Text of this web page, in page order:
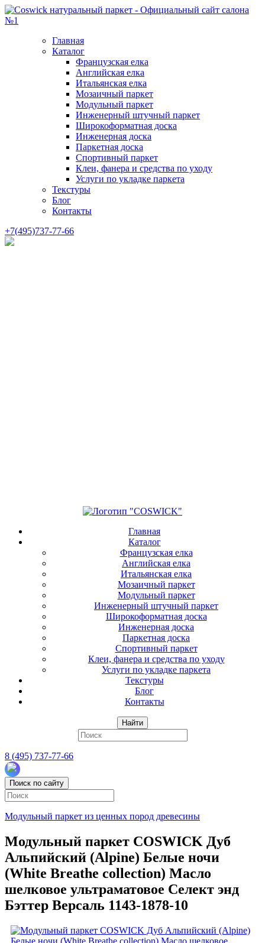
Главная
Каталог
Французская елка
Английская елка
Итальянская елка
Мозаичный паркет
Модульный паркет
Инженерный штучный паркет
Широкоформатная доска
Инженерная доска
Паркетная доска
Спортивный паркет
Клеи, фанера и средства по уходу
Услуги по укладке паркета
Текстуры
Блог
Контакты
+7(495)737-77-66
Главная
Каталог
Французская елка
Английская елка
Итальянская елка
Мозаичный паркет
Модульный паркет
Инженерный штучный паркет
Широкоформатная доска
Инженерная доска
Паркетная доска
Спортивный паркет
Клеи, фанера и средства по уходу
Услуги по укладке паркета
Текстуры
Блог
Контакты
Найти
8 (495) 737-77-66
Поиск по сайту
Модульный паркет из ценных пород древесины
Модульный паркет COSWICK Дуб
Альпийский (Alpine) Белые ночи
(White Breathe collection) Масло
шелковое ультраматовое Селект энд
Бэттер Версаль 1143-1878-10